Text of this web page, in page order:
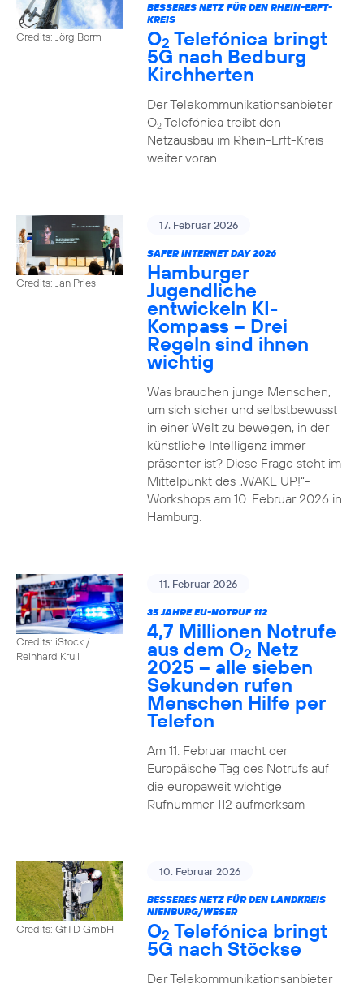
Credits: Jörg Borm
BESSERES NETZ FÜR DEN RHEIN-ERFT-
KREIS
O2 Telefónica bringt
5G nach Bedburg
Kirchherten
Der Telekommunikationsanbieter
O2Telefónica treibt den
Netzausbau im Rhein-Erft-Kreis
weiter voran
Credits: Jan Pries
17. Februar 2026
SAFER INTERNET DAY 2026
Hamburger
Jugendliche
entwickeln KI-
Kompass – Drei
Regeln sind ihnen
wichtig
Was brauchen junge Menschen,
um sich sicher und selbstbewusst
in einer Welt zu bewegen, in der
künstliche Intelligenz immer
präsenter ist? Diese Frage steht im
Mittelpunkt des „WAKE UP!“-
Workshops am 10. Februar 2026 in
Hamburg.
Credits: iStock /
Reinhard Krull
11. Februar 2026
35 JAHRE EU-NOTRUF 112
4,7 Millionen Notrufe
aus dem O2 Netz
2025 – alle sieben
Sekunden rufen
Menschen Hilfe per
Telefon
Am 11. Februar macht der
Europäische Tag des Notrufs auf
die europaweit wichtige
Rufnummer 112 aufmerksam
Credits: GfTD GmbH
10. Februar 2026
BESSERES NETZ FÜR DEN LANDKREIS
NIENBURG/WESER
O2 Telefónica bringt
5G nach Stöckse
Der Telekommunikationsanbieter